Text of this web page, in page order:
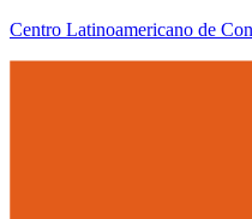
Centro Latinoamericano de